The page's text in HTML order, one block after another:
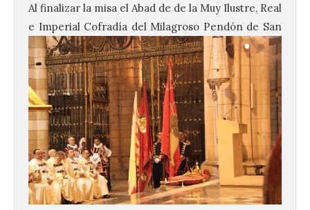
Al finalizar la misa el Abad de de la Muy Ilustre, Real
e Imperial Cofradía del Milagroso Pendón de San